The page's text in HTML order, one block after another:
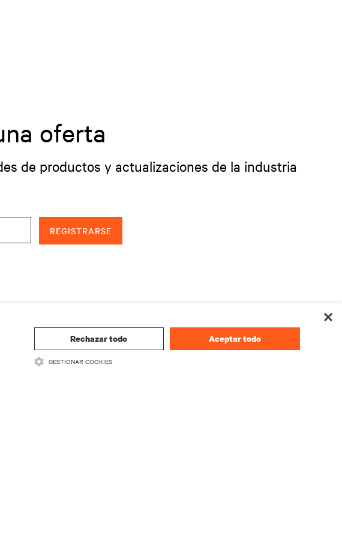
oferta
de productos y actualizaciones de la industria
REGISTRARSE
Rechazar todo Aceptar todo
GESTIONAR COOKIES